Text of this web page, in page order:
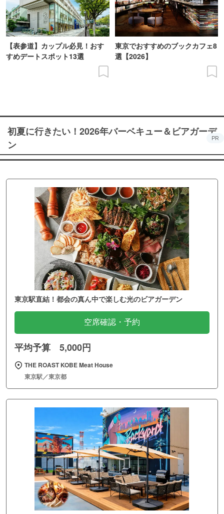
【表参道】カップル必見！おす
すめデートスポット13選
東京でおすすめのブックカフェ8
選【2026】
初夏に行きたい！2026年バーベキュー＆ビアガーデ
ン
PR
東京駅直結！都会の真ん中で楽しむ光のビアガーデン
空席確認・予約
平均予算 5,000円
THE ROAST KOBE Meat House
東京駅／東京都